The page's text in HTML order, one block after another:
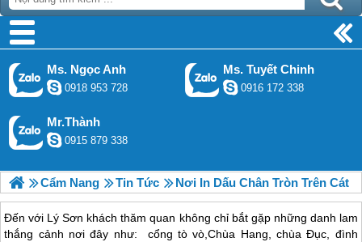
Ms. Ngọc Anh
0918 953 728
Ms. Tuyết Chinh
0916 172 338
Mr.Thành
0915 879 338
Cẩm Nang Tin Tức Nơi In Dấu Chân Tròn Trên Cát
Đến với Lý Sơn khách thăm quan không chỉ bắt gặp những danh lam
thắng cảnh nơi đây như: cổng tò vò,Chùa Hang, chùa Đục, đình